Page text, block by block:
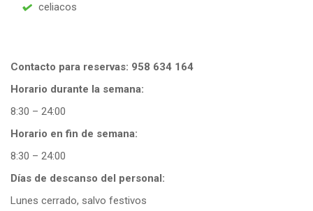
celiacos
Contacto para reservas: 958 634 164
Horario durante la semana:
8:30 – 24:00
Horario en fin de semana:
8:30 – 24:00
Días de descanso del personal:
Lunes cerrado, salvo festivos